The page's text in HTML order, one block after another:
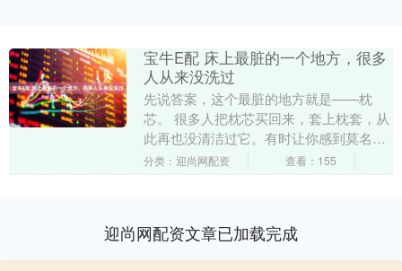
宝牛E配 床上最脏的一个地方，很多
人从来没洗过
先说答案，这个最脏的地方就是——枕
芯。 很多人把枕芯买回来，套上枕套，从
此再也没清洁过它。有时让你感到莫名
痒，甚至过敏的“元凶”，可能就是被忽视
分类：迎尚网配资 查看：155
迎尚网配资文章已加载完成